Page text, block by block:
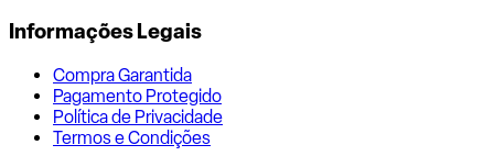
Informações Legais
Compra Garantida
Pagamento Protegido
Política de Privacidade
Termos e Condições